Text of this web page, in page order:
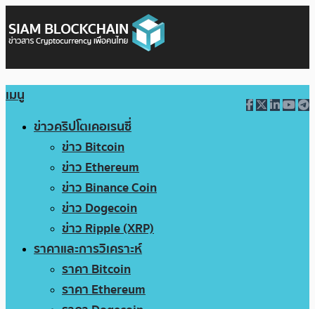
เมนู
ข่าวคริปโตเคอเรนซี่
ข่าว Bitcoin
ข่าว Ethereum
ข่าว Binance Coin
ข่าว Dogecoin
ข่าว Ripple (XRP)
ราคาและการวิเคราะห์
ราคา Bitcoin
ราคา Ethereum